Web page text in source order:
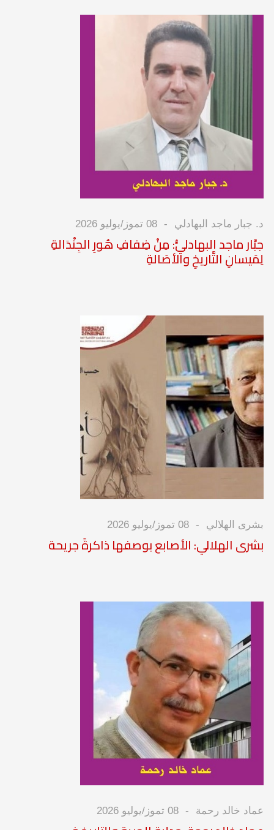
د. جبار ماجد البهادلي 08 تموز/يوليو 2026
جبَّار ماجد البهادليُّ: مِنْ ضِفافِ هُورِ الجِنْدَالةِ
لِمَيسانِ التَّاريخِ والأصَالةِ
بشرى الهلالي 08 تموز/يوليو 2026
بشرى الهلالي: الأصابع بوصفها ذاكرةً جريحة
عماد خالد رحمة 08 تموز/يوليو 2026